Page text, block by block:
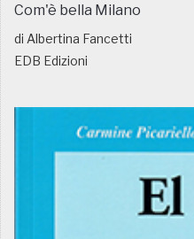
Com'è bella Milano
di Albertina Fancetti
EDB Edizioni